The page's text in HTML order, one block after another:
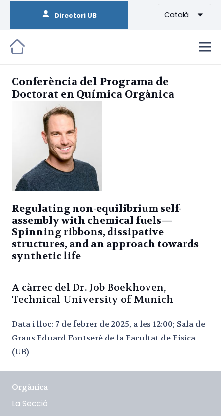
Directori UB Català
Conferència del Programa de
Doctorat en Química Orgànica
Regulating non-equilibrium self-
assembly with chemical fuels—
Spinning ribbons, dissipative
structures, and an approach towards
synthetic life
A càrrec del Dr. Job Boekhoven,
Technical University of Munich
Data i lloc: 7 de febrer de 2025, a les 12:00; Sala de
Graus Eduard Fontserè de la Facultat de Física
(UB)
Orgànica
La Secció